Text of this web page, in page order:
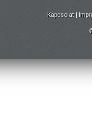
Kapcsolat |